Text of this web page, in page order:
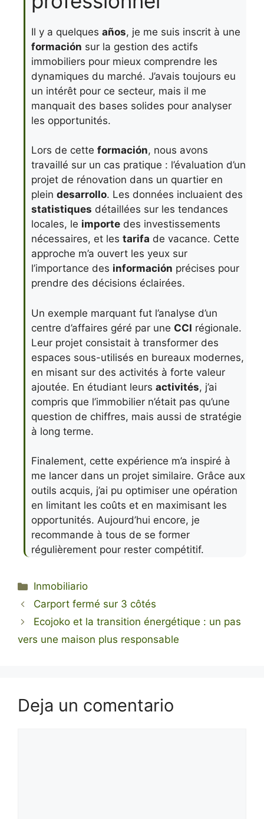
Il y a quelques años, je me suis inscrit à une
formación sur la gestion des actifs
immobiliers pour mieux comprendre les
dynamiques du marché. J’avais toujours eu
un intérêt pour ce secteur, mais il me
manquait des bases solides pour analyser
les opportunités.
Lors de cette formación, nous avons
travaillé sur un cas pratique : l’évaluation d’un
projet de rénovation dans un quartier en
plein desarrollo. Les données incluaient des
statistiques détaillées sur les tendances
locales, le importe des investissements
nécessaires, et les tarifa de vacance. Cette
approche m’a ouvert les yeux sur
l’importance des información précises pour
prendre des décisions éclairées.
Un exemple marquant fut l’analyse d’un
centre d’affaires géré par une CCI régionale.
Leur projet consistait à transformer des
espaces sous-utilisés en bureaux modernes,
en misant sur des activités à forte valeur
ajoutée. En étudiant leurs activités, j’ai
compris que l’immobilier n’était pas qu’une
question de chiffres, mais aussi de stratégie
à long terme.
Finalement, cette expérience m’a inspiré à
me lancer dans un projet similaire. Grâce aux
outils acquis, j’ai pu optimiser une opération
en limitant les coûts et en maximisant les
opportunités. Aujourd’hui encore, je
recommande à tous de se former
régulièrement pour rester compétitif.
Categorías
Inmobiliario
Carport fermé sur 3 côtés
Ecojoko et la transition énergétique : un pas
vers une maison plus responsable
Deja un comentario